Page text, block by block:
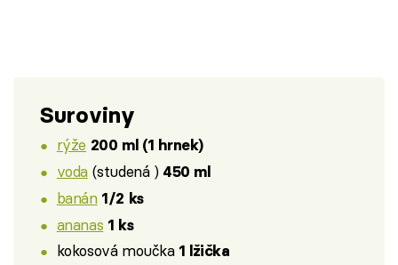
Suroviny
rýže 200 ml (1 hrnek)
voda (studená ) 450 ml
banán 1/2 ks
ananas 1 ks
kokosová moučka 1 lžička